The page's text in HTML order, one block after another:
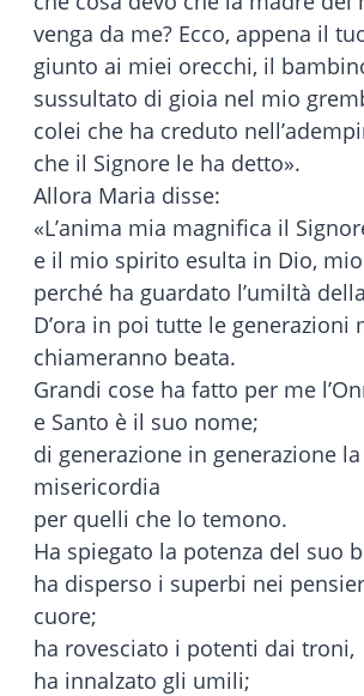
venga da me? Ecco, appena il
giunto ai miei orecchi, il
sussultato di gioia nel mio
colei che ha creduto
che il Signore le ha detto».
Allora Maria disse:
«L’anima mia magnifica il
e il mio spirito esulta in Dio,
perché ha guardato l’umiltà
D’ora in poi tutte le generazioni
chiameranno beata.
Grandi cose ha fatto per me
e Santo è il suo nome;
di generazione in generazione
misericordia
per quelli che lo temono.
Ha spiegato la potenza del suo
ha disperso i superbi nei
cuore;
ha rovesciato i potenti dai troni,
ha innalzato gli umili;